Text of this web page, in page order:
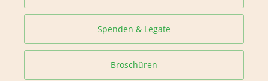
Spenden & Legate
Broschüren